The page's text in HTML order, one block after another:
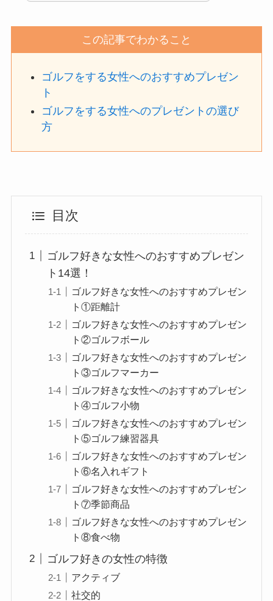
この記事でわかること
ゴルフをする女性へのおすすめプレゼン
ト
ゴルフをする女性へのプレゼントの選び
方
目次
ゴルフ好きな女性へのおすすめプレゼン
ト14選！
ゴルフ好きな女性へのおすすめプレゼン
ト①距離計
ゴルフ好きな女性へのおすすめプレゼン
ト②ゴルフボール
ゴルフ好きな女性へのおすすめプレゼン
ト③ゴルフマーカー
ゴルフ好きな女性へのおすすめプレゼン
ト④ゴルフ小物
ゴルフ好きな女性へのおすすめプレゼン
ト⑤ゴルフ練習器具
ゴルフ好きな女性へのおすすめプレゼン
ト⑥名入れギフト
ゴルフ好きな女性へのおすすめプレゼン
ト⑦季節商品
ゴルフ好きな女性へのおすすめプレゼン
ト⑧食べ物
ゴルフ好きの女性の特徴
アクティブ
社交的